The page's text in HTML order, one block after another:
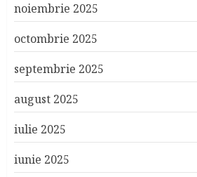
noiembrie 2025
octombrie 2025
septembrie 2025
august 2025
iulie 2025
iunie 2025